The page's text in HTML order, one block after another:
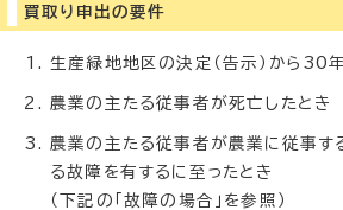
買取り申出の要件
生産緑地地区の決定（告示）から30
農業の主たる従事者が死亡したとき
農業の主たる従事者が農業に従事す
る故障を有するに至ったとき
（下記の「故障の場合」を参照）